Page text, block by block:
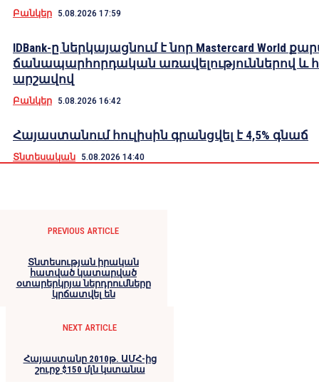
Բանկեր 5.08.2026 17:59
IDBank-ը ներկայացնում է նոր Mastercard World
ճանապարհորդական առավելություններով և
արշավով
Բանկեր 5.08.2026 16:42
Հայաստանում հուլիսին գրանցվել է 4,5% գնաճ
Տնտեսական 5.08.2026 14:40
PREVIOUS ARTICLE
Տնտեսության իրական
հատված կատարված
օտարերկրյա ներդրումները
կրճատվել են
NEXT ARTICLE
Հայաստանը 2010թ. ԱՄՀ-ից
շուրջ $150 մլն կստանա